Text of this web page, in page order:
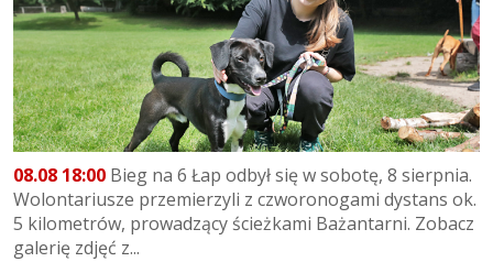
08.08 18:00 Bieg na 6 Łap odbył się w sobotę, 8 sierpnia.
Wolontariusze przemierzyli z czworonogami dystans ok.
5 kilometrów, prowadzący ścieżkami Bażantarni. Zobacz
galerię zdjęć z...